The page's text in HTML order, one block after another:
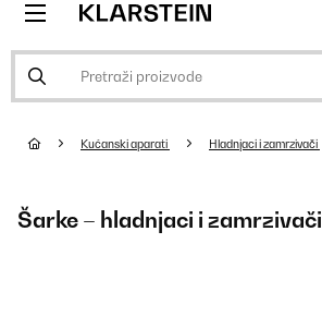
Kućanski aparati Hladnjaci i zamrzivači
Šarke – hladnjaci i zamrzivači